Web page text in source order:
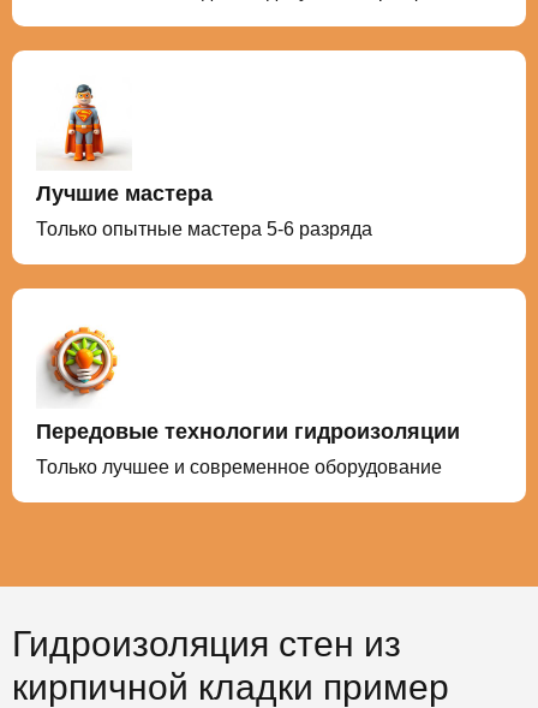
Лучшие мастера
Только опытные мастера 5-6 разряда
Передовые технологии гидроизоляции
Только лучшее и современное оборудование
Гидроизоляция стен из
кирпичной кладки пример